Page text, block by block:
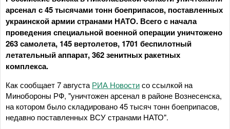
арсенал с 45 тысячами тонн боеприпасов, поставленных
украинской армии странами НАТО. Всего с начала
проведения специальной военной операции уничтожено
263 самолета, 145 вертолетов, 1701 беспилотный
летательный аппарат, 362 зенитных ракетных
комплекса.
Как сообщает 7 августа РИА Новостисо ссылкой на
Минобороны РФ, "уничтожен арсенал в районе Вознесенска,
на котором было складировано 45 тысяч тонн боеприпасов,
недавно поставленных ВСУ странами НАТО".